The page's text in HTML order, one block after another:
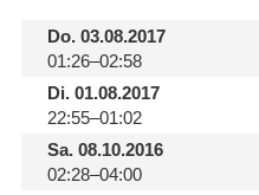
Do.03.08.2017
01:26–02:58
Di.01.08.2017
22:55–01:02
Sa.08.10.2016
02:28–04:00